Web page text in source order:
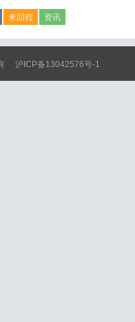
来回程 资讯
沪ICP备13042576号-1